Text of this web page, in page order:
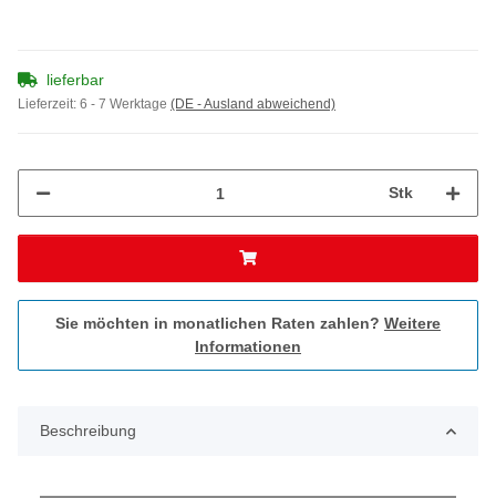
lieferbar
Lieferzeit: 6 - 7 Werktage (DE - Ausland abweichend)
Stk
Sie möchten in monatlichen Raten zahlen? Weitere
Informationen
Beschreibung